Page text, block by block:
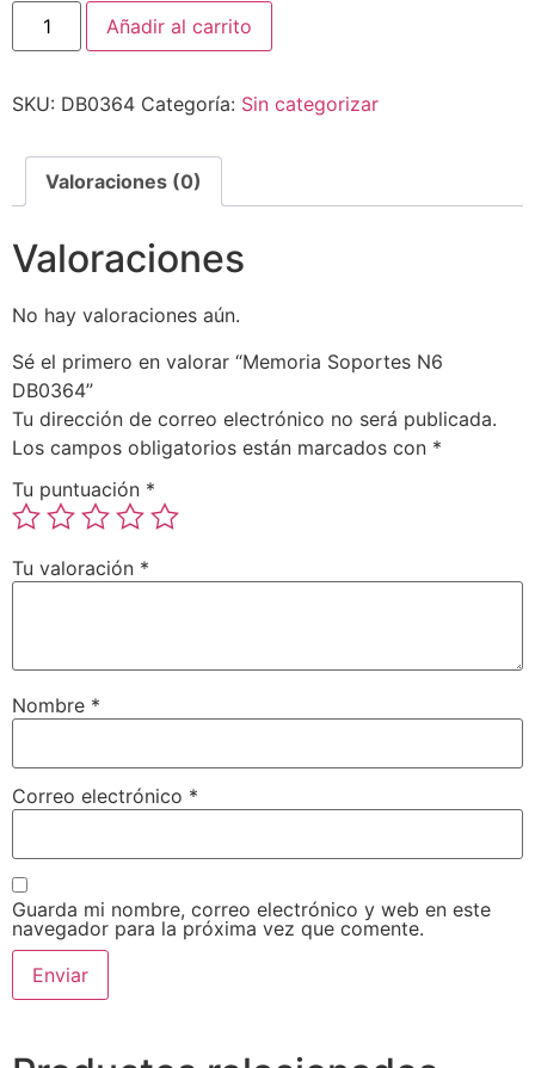
Añadir al carrito
SKU: DB0364 Categoría: Sin categorizar
Valoraciones (0)
Valoraciones
No hay valoraciones aún.
Sé el primero en valorar “Memoria Soportes N6
DB0364”
Tu dirección de correo electrónico no será publicada.
Los campos obligatorios están marcados con *
Tu puntuación *
Tu valoración *
Nombre *
Correo electrónico *
Guarda mi nombre, correo electrónico y web en este
navegador para la próxima vez que comente.